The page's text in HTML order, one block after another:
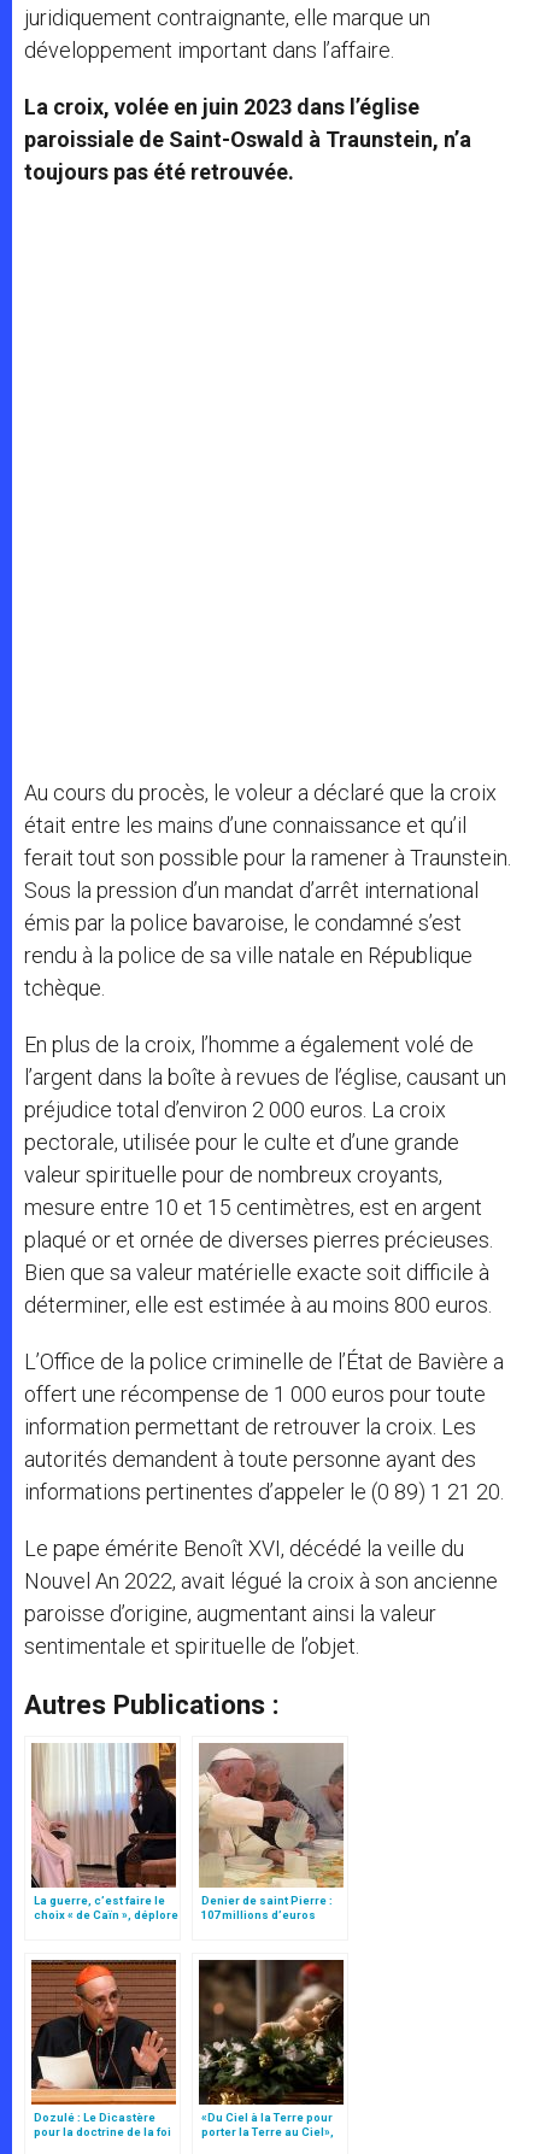
juridiquement contraignante, elle marque un
développement important dans l’affaire.
La croix, volée en juin 2023 dans l’église
paroissiale de Saint-Oswald à Traunstein, n’a
toujours pas été retrouvée.
Au cours du procès, le voleur a déclaré que la croix
était entre les mains d’une connaissance et qu’il
ferait tout son possible pour la ramener à Traunstein.
Sous la pression d’un mandat d’arrêt international
émis par la police bavaroise, le condamné s’est
rendu à la police de sa ville natale en République
tchèque.
En plus de la croix, l’homme a également volé de
l’argent dans la boîte à revues de l’église, causant un
préjudice total d’environ 2 000 euros. La croix
pectorale, utilisée pour le culte et d’une grande
valeur spirituelle pour de nombreux croyants,
mesure entre 10 et 15 centimètres, est en argent
plaqué or et ornée de diverses pierres précieuses.
Bien que sa valeur matérielle exacte soit difficile à
déterminer, elle est estimée à au moins 800 euros.
L’Office de la police criminelle de l’État de Bavière a
offert une récompense de 1 000 euros pour toute
information permettant de retrouver la croix. Les
autorités demandent à toute personne ayant des
informations pertinentes d’appeler le (0 89) 1 21 20.
Le pape émérite Benoît XVI, décédé la veille du
Nouvel An 2022, avait légué la croix à son ancienne
paroisse d’origine, augmentant ainsi la valeur
sentimentale et spirituelle de l’objet.
Autres Publications :
La guerre, c’est faire le
choix « de Caïn », déplore
Denier de saint Pierre :
107 millions d’euros
Dozulé : Le Dicastère
pour la doctrine de la foi
«Du Ciel à la Terre pour
porter la Terre au Ciel»,